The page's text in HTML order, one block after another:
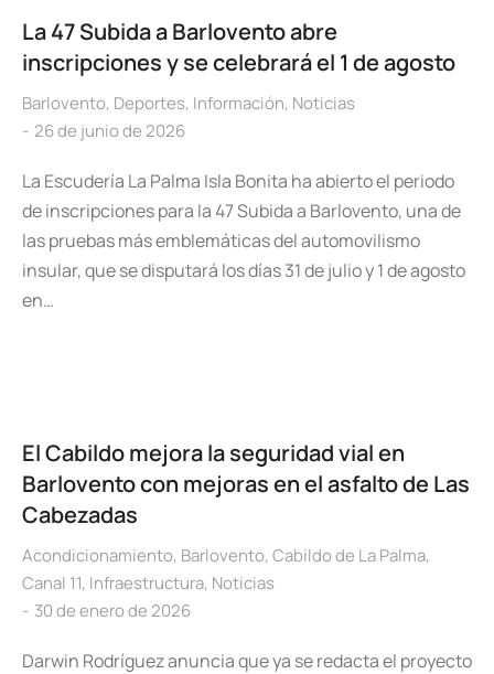
La 47 Subida a Barlovento abre
inscripciones y se celebrará el 1 de agosto
Barlovento, Deportes, Información, Noticias
26 de junio de 2026
La Escudería La Palma Isla Bonita ha abierto el periodo
de inscripciones para la 47 Subida a Barlovento, una de
las pruebas más emblemáticas del automovilismo
insular, que se disputará los días 31 de julio y 1 de agosto
en…
El Cabildo mejora la seguridad vial en
Barlovento con mejoras en el asfalto de Las
Cabezadas
Acondicionamiento, Barlovento, Cabildo de La Palma,
Canal 11, Infraestructura, Noticias
30 de enero de 2026
Darwin Rodríguez anuncia que ya se redacta el proyecto